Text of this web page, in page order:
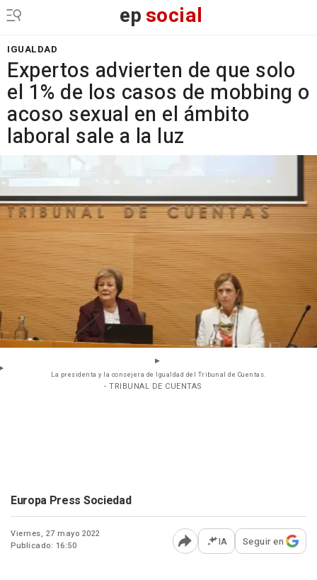
epsocial
IGUALDAD
Expertos advierten de que solo
el 1% de los casos de mobbing o
acoso sexual en el ámbito
laboral sale a la luz
La presidenta y la consejera de Igualdad del Tribunal de Cuentas.
- TRIBUNAL DE CUENTAS
Europa Press Sociedad
Viernes, 27 mayo 2022
Publicado: 16:50
Abrir opciones para
IA Seguir en